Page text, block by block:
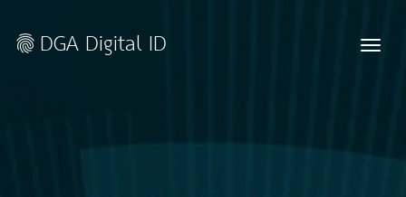
fingerprint DGA Digital ID